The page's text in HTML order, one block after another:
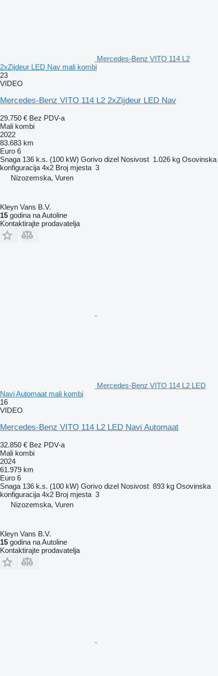
Mercedes-Benz VITO 114 L2
2xZijdeur LED Nav mali kombi
23
VIDEO
Mercedes-Benz VITO 114 L2 2xZijdeur LED Nav
29.750 € Bez PDV-a
Mali kombi
2022
83.683 km
Euro 6
Snaga 136 k.s. (100 kW) Gorivo dizel Nosivost 1.026 kg Osovinska
konfiguracija 4x2 Broj mjesta 3
Nizozemska, Vuren
Kleyn Vans B.V.
15 godina na Autoline
Kontaktirajte prodavatelja
Mercedes-Benz VITO 114 L2 LED
Navi Automaat mali kombi
16
VIDEO
Mercedes-Benz VITO 114 L2 LED Navi Automaat
32.850 € Bez PDV-a
Mali kombi
2024
61.979 km
Euro 6
Snaga 136 k.s. (100 kW) Gorivo dizel Nosivost 893 kg Osovinska
konfiguracija 4x2 Broj mjesta 3
Nizozemska, Vuren
Kleyn Vans B.V.
15 godina na Autoline
Kontaktirajte prodavatelja